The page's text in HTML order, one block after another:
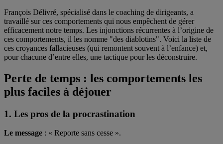
François Délivré, spécialisé dans le coaching de dirigeants, a
travaillé sur ces comportements qui nous empêchent de gérer
efficacement notre temps. Les injonctions récurrentes à l’origine de
ces comportements, il les nomme "des diablotins". Voici la liste de
ces croyances fallacieuses (qui remontent souvent à l’enfance) et,
pour chacune d’entre elles, une tactique pour les déconstruire.
Perte de temps : les comportements les
plus faciles à déjouer
1. Les pros de la procrastination
Le message : « Reporte sans cesse ».